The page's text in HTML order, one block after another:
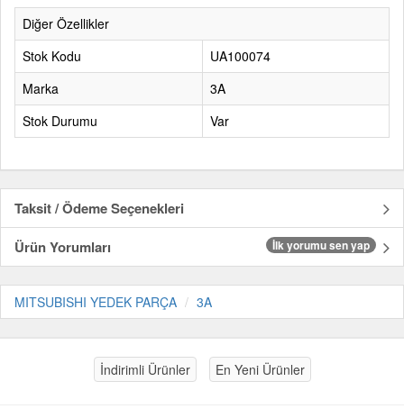
Diğer Özellikler
Stok Kodu
UA100074
Marka
3A
Stok Durumu
Var
Taksit / Ödeme Seçenekleri
Ürün Yorumları
İlk yorumu sen yap
MITSUBISHI YEDEK PARÇA 3A
İndirimli Ürünler En Yeni Ürünler